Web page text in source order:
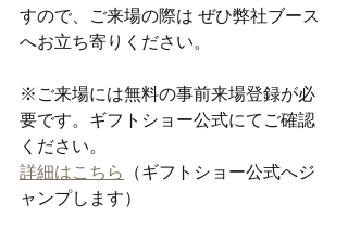
すので、ご来場の際は ぜひ弊社ブース
へお立ち寄りください。
※ご来場には無料の事前来場登録が必
要です。ギフトショー公式にてご確認
ください。
詳細はこちら
（ギフトショー公式へジ
ャンプします）